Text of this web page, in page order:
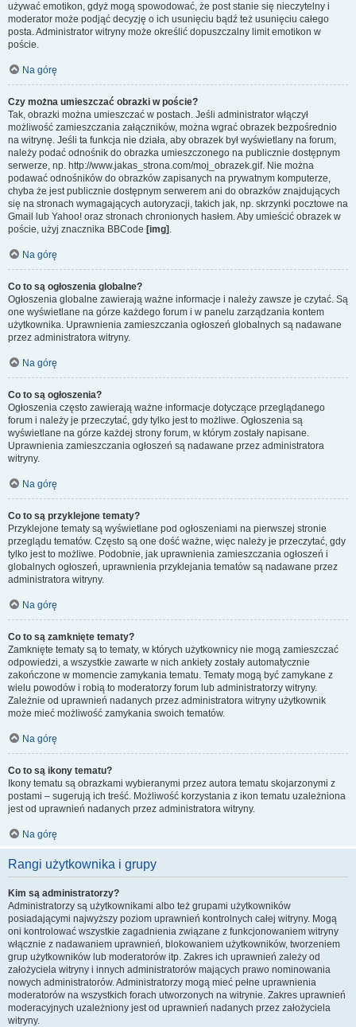
używać emotikon, gdyż mogą spowodować, że post stanie się nieczytelny i
moderator może podjąć decyzję o ich usunięciu bądź też usunięciu całego
posta. Administrator witryny może określić dopuszczalny limit emotikon w
poście.
Na górę
Czy można umieszczać obrazki w poście?
Tak, obrazki można umieszczać w postach. Jeśli administrator włączył
możliwość zamieszczania załączników, można wgrać obrazek bezpośrednio
na witrynę. Jeśli ta funkcja nie działa, aby obrazek był wyświetlany na forum,
należy podać odnośnik do obrazka umieszczonego na publicznie dostępnym
serwerze, np. http://www.jakas_strona.com/moj_obrazek.gif. Nie można
podawać odnośników do obrazków zapisanych na prywatnym komputerze,
chyba że jest publicznie dostępnym serwerem ani do obrazków znajdujących
się na stronach wymagających autoryzacji, takich jak, np. skrzynki pocztowe na
Gmail lub Yahoo! oraz stronach chronionych hasłem. Aby umieścić obrazek w
poście, użyj znacznika BBCode [img] .
Na górę
Co to są ogłoszenia globalne?
Ogłoszenia globalne zawierają ważne informacje i należy zawsze je czytać. Są
one wyświetlane na górze każdego forum i w panelu zarządzania kontem
użytkownika. Uprawnienia zamieszczania ogłoszeń globalnych są nadawane
przez administratora witryny.
Na górę
Co to są ogłoszenia?
Ogłoszenia często zawierają ważne informacje dotyczące przeglądanego
forum i należy je przeczytać, gdy tylko jest to możliwe. Ogłoszenia są
wyświetlane na górze każdej strony forum, w którym zostały napisane.
Uprawnienia zamieszczania ogłoszeń są nadawane przez administratora
witryny.
Na górę
Co to są przyklejone tematy?
Przyklejone tematy są wyświetlane pod ogłoszeniami na pierwszej stronie
przeglądu tematów. Często są one dość ważne, więc należy je przeczytać, gdy
tylko jest to możliwe. Podobnie, jak uprawnienia zamieszczania ogłoszeń i
globalnych ogłoszeń, uprawnienia przyklejania tematów są nadawane przez
administratora witryny.
Na górę
Co to są zamknięte tematy?
Zamknięte tematy są to tematy, w których użytkownicy nie mogą zamieszczać
odpowiedzi, a wszystkie zawarte w nich ankiety zostały automatycznie
zakończone w momencie zamykania tematu. Tematy mogą być zamykane z
wielu powodów i robią to moderatorzy forum lub administratorzy witryny.
Zależnie od uprawnień nadanych przez administratora witryny użytkownik
może mieć możliwość zamykania swoich tematów.
Na górę
Co to są ikony tematu?
Ikony tematu są obrazkami wybieranymi przez autora tematu skojarzonymi z
postami – sugerują ich treść. Możliwość korzystania z ikon tematu uzależniona
jest od uprawnień nadanych przez administratora witryny.
Na górę
Rangi użytkownika i grupy
Kim są administratorzy?
Administratorzy są użytkownikami albo też grupami użytkowników
posiadającymi najwyższy poziom uprawnień kontrolnych całej witryny. Mogą
oni kontrolować wszystkie zagadnienia związane z funkcjonowaniem witryny
włącznie z nadawaniem uprawnień, blokowaniem użytkowników, tworzeniem
grup użytkowników lub moderatorów itp. Zakres ich uprawnień zależy od
założyciela witryny i innych administratorów mających prawo nominowania
nowych administratorów. Administratorzy mogą mieć pełne uprawnienia
moderatorów na wszystkich forach utworzonych na witrynie. Zakres uprawnień
moderacyjnych uzależniony jest od uprawnień nadanych przez założyciela
witryny.